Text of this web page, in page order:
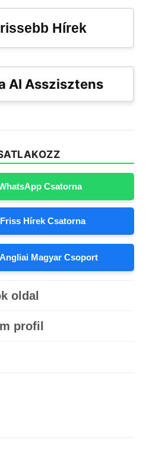
Hírek
AI Asszisztens
Csatorna
Hírek Csatorna
Magyar Csoport
oldal
profil